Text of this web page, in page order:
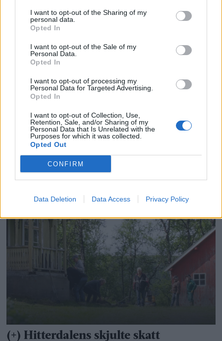
I want to opt-out of the Sharing of my
personal data.
Opted In
I want to opt-out of the Sale of my
Personal Data.
Opted In
I want to opt-out of processing my
Personal Data for Targeted Advertising.
Opted In
I want to opt-out of Collection, Use,
Retention, Sale, and/or Sharing of my
Personal Data that Is Unrelated with the
Purposes for which it was collected.
Opted Out
CONFIRM
Data Deletion Data Access Privacy Policy